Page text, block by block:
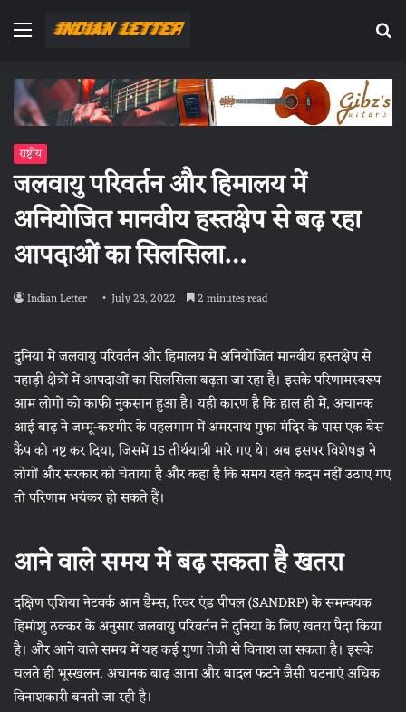
Menu
राष्ट्रीय
जलवायु परिवर्तन और हिमालय में
अनियोजित मानवीय हस्तक्षेप से बढ़ रहा
आपदाओं का सिलसिला…
Indian Letter July 23, 2022 2 minutes read
दुनिया में जलवायु परिवर्तन और हिमालय में अनियोजित मानवीय हस्तक्षेप से
पहाड़ी क्षेत्रों में आपदाओं का सिलसिला बढ़ता जा रहा है। इसके परिणामस्वरूप
आम लोगों को काफी नुकसान हुआ है। यही कारण है कि हाल ही में, अचानक
आई बाढ़ ने जम्मू-कश्मीर के पहलगाम में अमरनाथ गुफा मंदिर के पास एक बेस
कैंप को नष्ट कर दिया, जिसमें 15 तीर्थयात्री मारे गए थे। अब इसपर विशेषज्ञ ने
लोगों और सरकार को चेताया है और कहा है कि समय रहते कदम नहीं उठाए गए
तो परिणाम भयंकर हो सकते हैं।
आने वाले समय में बढ़ सकता है खतरा
दक्षिण एशिया नेटवर्क आन डैम्स, रिवर एंड पीपल (SANDRP) के समन्वयक
हिमांशु ठक्कर के अनुसार जलवायु परिवर्तन ने दुनिया के लिए खतरा पैदा किया
है। और आने वाले समय में यह कई गुणा तेजी से विनाश ला सकता है। इसके
चलते ही भूस्खलन, अचानक बाढ़ आना और बादल फटने जैसी घटनाएं अधिक
विनाशकारी बनती जा रही है।